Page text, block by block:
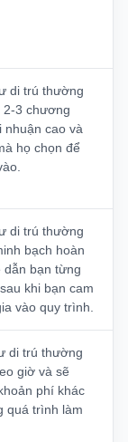
di trú thường
2-3 chương
nhuận cao và
họ chọn để
di trú thường
bạch hoàn
dẫn bạn từng
khi bạn cam
vào quy trình.
di trú thường
giờ và sẽ
phí khác
quá trình làm